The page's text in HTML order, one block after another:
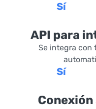
Sí
API para
Se integra con
Sí